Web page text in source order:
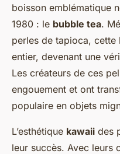
boisson emblématique
1980 : le bubble tea.
perles de tapioca,
entier, devenant une
Les créateurs de ces
engouement et ont
populaire en objets
L’esthétique kawaii des
leur succès. Avec leurs